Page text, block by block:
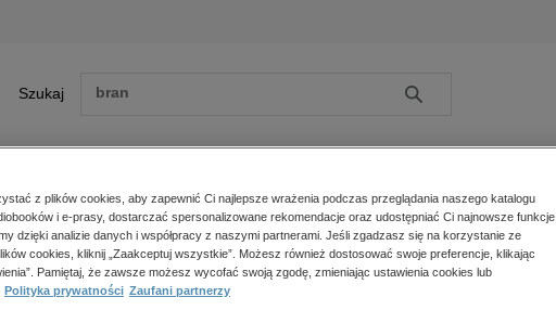
Szukaj Szukaj
Zobacz wszystkie E-prasa
polityka, społeczno-informacyjne
psychologiczne
główna Gabriel Łasiński
Łasiński
z plików cookies, aby zapewnić Ci najlepsze wrażenia podczas przeglądania naszego katalogu
i e-prasy, dostarczać spersonalizowane rekomendacje oraz udostępniać Ci najnowsze funkcje,
dzięki analizie danych i współpracy z naszymi partnerami. Jeśli zgadzasz się na korzystanie ze
cookies, kliknij „Zaakceptuj wszystkie”. Możesz również dostosować swoje preferencje, klikając
Pamiętaj, że zawsze możesz wycofać swoją zgodę, zmieniając ustawienia cookies lub
Polityka prywatności Zaufani partnerzy